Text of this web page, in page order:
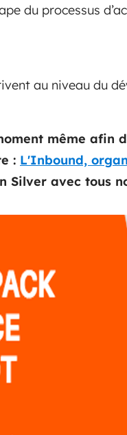
du processus
au niveau du
même
: L'Inbound,
avec tous